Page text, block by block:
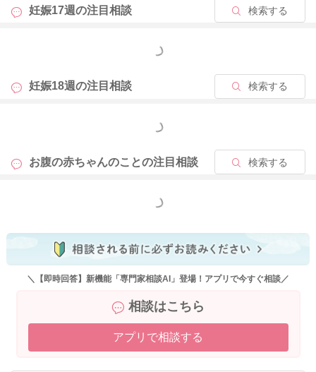
妊娠17週の注目相談 検索する
もっと見る
妊娠18週の注目相談 検索する
もっと見る
お腹の赤ちゃんのことの注目相談 検索する
もっと見る
＼【即時回答】新機能「専門家相談AI」登場！アプリで今すぐ相談／
相談はこちら
アプリで相談する